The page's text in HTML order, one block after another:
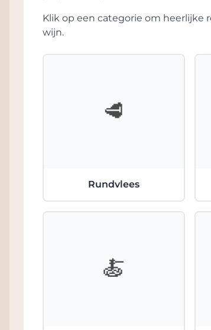
Klik op een categorie om
wijn.
🥩
Rundvlees
🍝